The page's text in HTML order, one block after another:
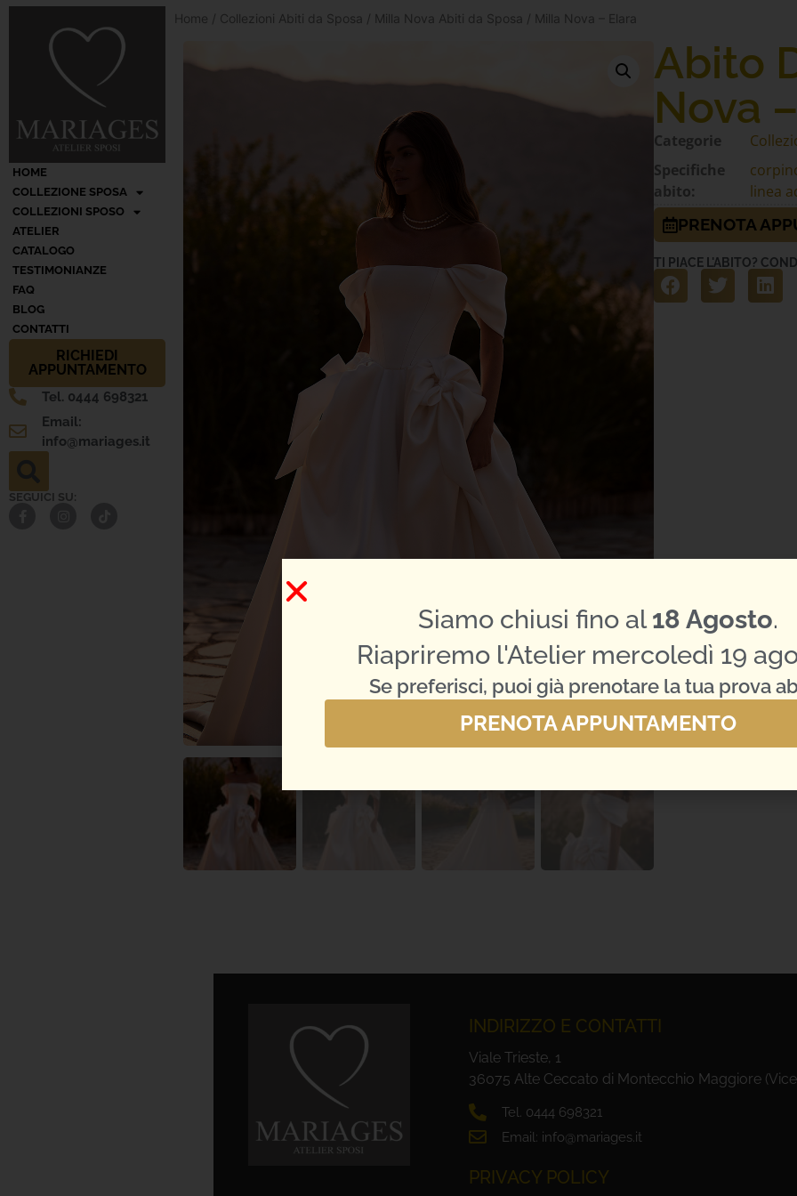
HOME
COLLEZIONE SPOSA
COLLEZIONI SPOSO
ATELIER
CATALOGO
TESTIMONIANZE
FAQ
BLOG
CONTATTI
RICHIEDI
APPUNTAMENTO
Tel. 0444 698321
Email:
info@mariages.it
SEGUICI SU:
Home / Collezioni Abiti da Sposa / Milla Nova Abiti da Sposa / Milla Nova – Elara
Abito
Nova
Categorie
Specifiche
abito:
linea
PRENOTA
TI PIACE L'ABITO?
INDIRIZZO E CONTATTI
Viale Trieste, 1
36075 Alte Ceccato di Montecchio Maggiore
Tel. 0444 698321
Email: info@mariages.it
PRIVACY POLICY
Siamo chiusi fino al18 Agosto.
Riapriremo l'Atelier mercoledì 19
Se preferisci, puoi già prenotare la tua prova
PRENOTA APPUNTAMENTO